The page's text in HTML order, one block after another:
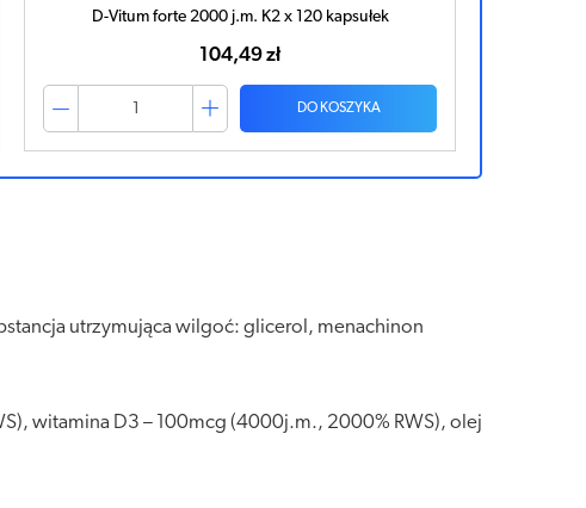
D-Vitum Forte Max 4000 j.m. K2 x 120 kapsułek
74,48 zł
DO KOSZYKA
utrzymująca wilgoć: glicerol, menachinon
witamina D3 – 100mcg (4000j.m., 2000% RWS), olej